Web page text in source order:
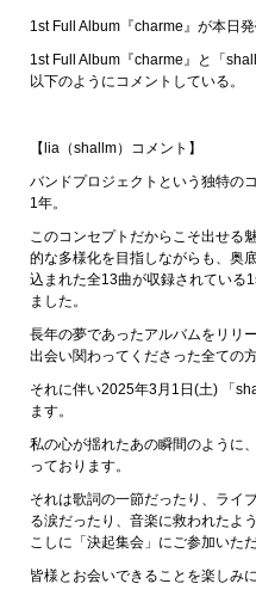
1st Full Album『charme』が本日発
1st Full Album『charme』と「
以下のようにコメントしている。
【lia（shallm）コメント】
バンドプロジェクトという独特の
1年。
このコンセプトだからこそ出せる
的な多様化を目指しながらも、奥
込まれた全13曲が収録されている
ました。
長年の夢であったアルバムをリリ
出会い関わってくださった全ての
それに伴い2025年3月1日(土) 「
ます。
私の心が揺れたあの瞬間のように
っております。
それは歌詞の一節だったり、ライ
る涙だったり、音楽に救われたよ
こしに「決起集会」にご参加いた
皆様とお会いできることを楽しみ